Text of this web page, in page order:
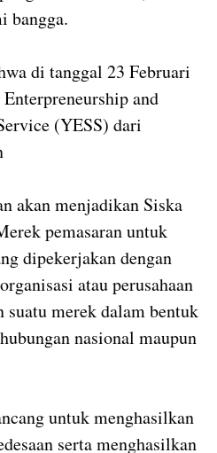
bangga.
di tanggal 23 Februari
and
(YESS) dari
akan menjadikan Siska
pemasaran untuk
dipekerjakan dengan
atau perusahaan
merek dalam bentuk
nasional maupun
untuk menghasilkan
serta menghasilkan